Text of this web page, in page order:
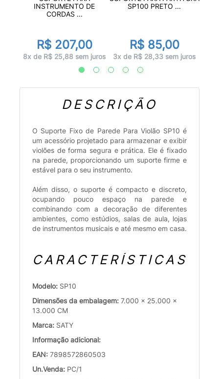
INSTRUMENTO DE
CORDAS ...
R$ 207,00
8x de R$ 25,88 sem juros
SP100 PRETO ...
R$ 85,00
3x de R$ 28,33 sem juros
DESCRIÇÃO
O Suporte Fixo de Parede Para Violão SP10 é
um acessório projetado para armazenar e exibir
violões de forma segura e prática. Ele é fixado
na parede, proporcionando um suporte firme e
estável para o seu instrumento.
Além disso, o suporte é compacto e discreto,
ocupando pouco espaço na parede e
combinando com a decoração de diferentes
ambientes, como estúdios, salas de aula, lojas
de instrumentos musicais e até mesmo em casa.
CARACTERÍSTICAS
Modelo: SP10
Dimensões da embalagem: 7.000 x 25.000 x
13.000 CM
Marca: SATY
Informação adicional:
EAN: 7898572860503
Un.Venda: PC/1